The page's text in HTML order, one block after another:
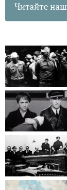
Читайте